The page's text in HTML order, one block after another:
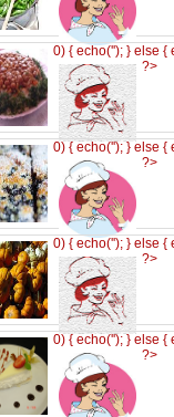
0) { echo(''); } else {
?>
0) { echo(''); } else {
?>
0) { echo(''); } else {
?>
0) { echo(''); } else {
?>